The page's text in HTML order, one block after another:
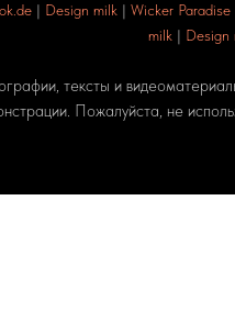
| Design milk | Wicker Paradise
milk | Design
тексты и
Пожалуйста, не